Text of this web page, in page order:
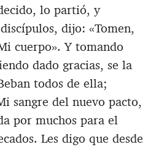
lo partió, y
dijo: «Tomen,
cuerpo». Y tomando
dado gracias, se la
todos de ella;
sangre del nuevo pacto,
por muchos para el
Les digo que desde